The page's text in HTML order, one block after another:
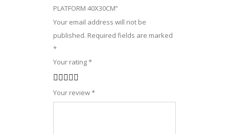
PLATFORM 40X30CM”
Your email address will not be
published. Required fields are marked
*
Your rating*
1
2
3
4
5
Your review*